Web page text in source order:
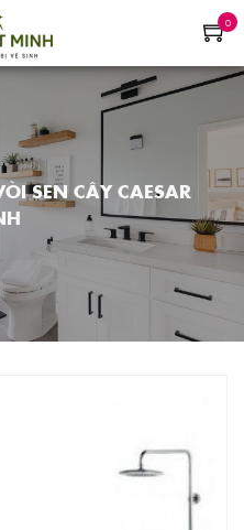
0
SEN CÂY CAESAR